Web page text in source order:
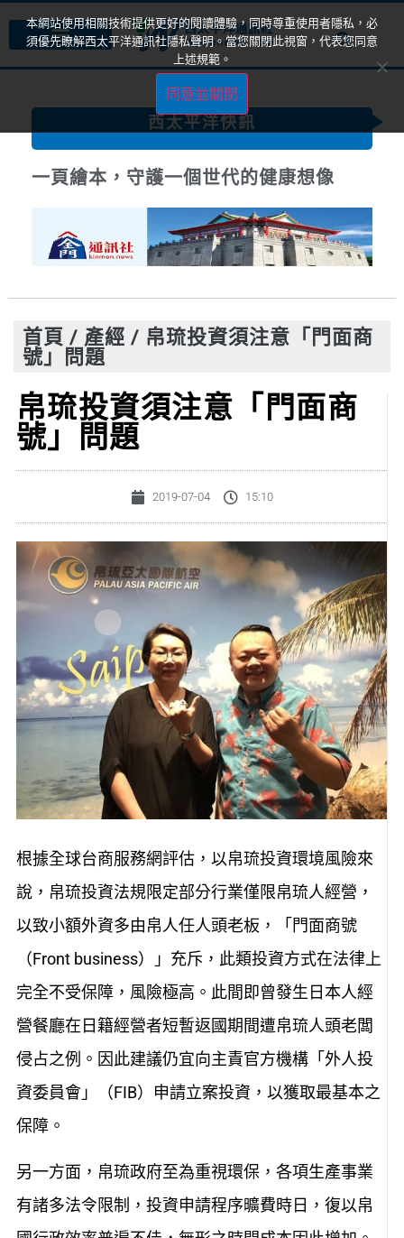
西太平洋快訊
一頁繪本，守護一個世代的健康想像
首頁 / 產經 / 帛琉投資須注意「門面商
號」問題
帛琉投資須注意「門面商
號」問題
2019-07-04 15:10
根據全球台商服務網評估，以帛琉投資環境風險來
說，帛琉投資法規限定部分行業僅限帛琉人經營，
以致小額外資多由帛人任人頭老板，「門面商號
（Front business）」充斥，此類投資方式在法律上
完全不受保障，風險極高。此間即曾發生日本人經
營餐廳在日籍經營者短暫返國期間遭帛琉人頭老闆
侵占之例。因此建議仍宜向主責官方機構「外人投
資委員會」（FIB）申請立案投資，以獲取最基本之
保障。
另一方面，帛琉政府至為重視環保，各項生產事業
有諸多法令限制，投資申請程序曠費時日，復以帛
本網站使用相關技術提供更好的閱讀體驗，同時尊重使用者隱私，必
須優先瞭解西太平洋通訊社隱私聲明。當您關閉此視窗，代表您同意
上述規範。
同意並關閉